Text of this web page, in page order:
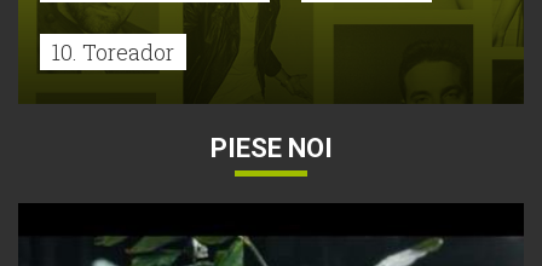
10. Toreador
PIESE NOI